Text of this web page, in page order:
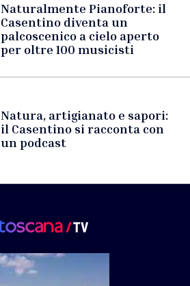
Naturalmente Pianoforte: il
Casentino diventa un
palcoscenico a cielo aperto
per oltre 100 musicisti
Natura, artigianato e sapori:
il Casentino si racconta con
un podcast